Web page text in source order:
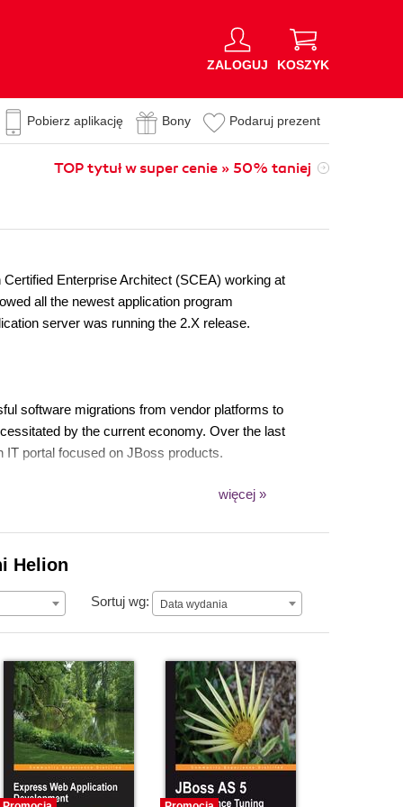
ZALOGUJ KOSZYK
Pobierz aplikację Bony Podaruj prezent
TOP tytuł w super cenie » 50% taniej
Enterprise Architect (SCEA) working at
all the newest application program
server was running the 2.X release.
software migrations from vendor platforms to
by the current economy. Over the last
IT portal focused on JBoss products.
więcej »
Helion
Sortuj wg: Data wydania
Data wydania